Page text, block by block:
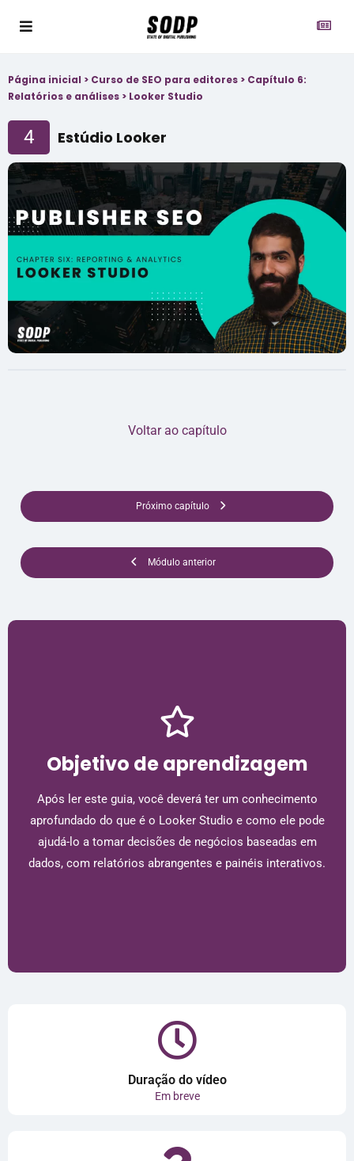
Página inicial > Curso de SEO para editores > Capítulo 6:
Relatórios e análises > Looker Studio
4 Estúdio Looker
Módulo anterior
Voltar ao capítulo
Próximo capítulo
Objetivo de aprendizagem
Após ler este guia, você deverá ter um conhecimento
aprofundado do que é o Looker Studio e como ele pode
ajudá-lo a tomar decisões de negócios baseadas em
dados, com relatórios abrangentes e painéis interativos.
Duração do vídeo
Em breve